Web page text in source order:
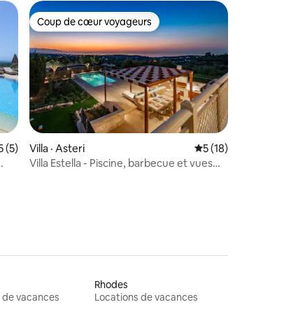
moyenne de 5 sur 5, 5 commentaires
(5)
Coup de cœur voyageurs
Coup de cœur voyageurs
Villa · Asteri Note moyenne de
5 (18)
Villa Estella - Piscine, barbecue et vues
vacances
Rhodes
Locations de vacances